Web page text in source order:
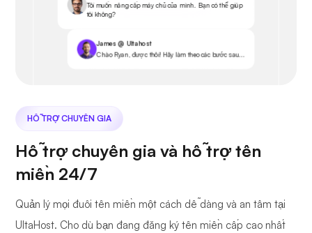
Tôi muốn nâng cấp máy chủ của mình. Bạn có thể giúp
tôi không?
James @ Ultahost
Chào Ryan, được thôi! Hãy làm theo các bước sau...
HỖ TRỢ CHUYÊN GIA
Hỗ trợ chuyên gia và hỗ trợ tên
miền 24/7
Quản lý mọi đuôi tên miền một cách dễ dàng và an tâm tại
UltaHost. Cho dù bạn đang đăng ký tên miền cấp cao nhất